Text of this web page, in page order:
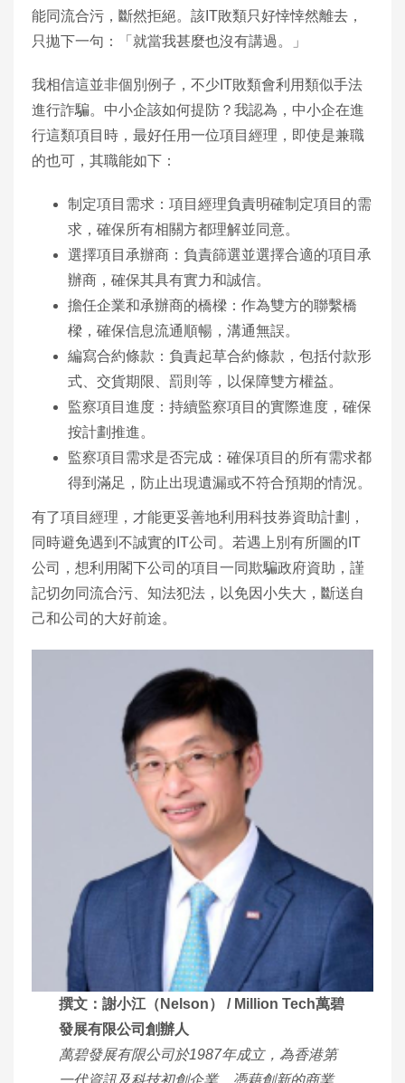
能同流合污，斷然拒絕。該IT敗類只好悻悻然離去，
只拋下一句：「就當我甚麼也沒有講過。」
我相信這並非個別例子，不少IT敗類會利用類似手法
進行詐騙。中小企該如何提防？我認為，中小企在進
行這類項目時，最好任用一位項目經理，即使是兼職
的也可，其職能如下：
制定項目需求：項目經理負責明確制定項目的需
求，確保所有相關方都理解並同意。
選擇項目承辦商：負責篩選並選擇合適的項目承
辦商，確保其具有實力和誠信。
擔任企業和承辦商的橋樑：作為雙方的聯繫橋
樑，確保信息流通順暢，溝通無誤。
編寫合約條款：負責起草合約條款，包括付款形
式、交貨期限、罰則等，以保障雙方權益。
監察項目進度：持續監察項目的實際進度，確保
按計劃推進。
監察項目需求是否完成：確保項目的所有需求都
得到滿足，防止出現遺漏或不符合預期的情況。
有了項目經理，才能更妥善地利用科技券資助計劃，
同時避免遇到不誠實的IT公司。若遇上別有所圖的IT
公司，想利用閣下公司的項目一同欺騙政府資助，謹
記切勿同流合污、知法犯法，以免因小失大，斷送自
己和公司的大好前途。
撰文：謝小江（Nelson） / Million Tech萬碧
發展有限公司創辦人
萬碧發展有限公司於1987年成立，為香港第